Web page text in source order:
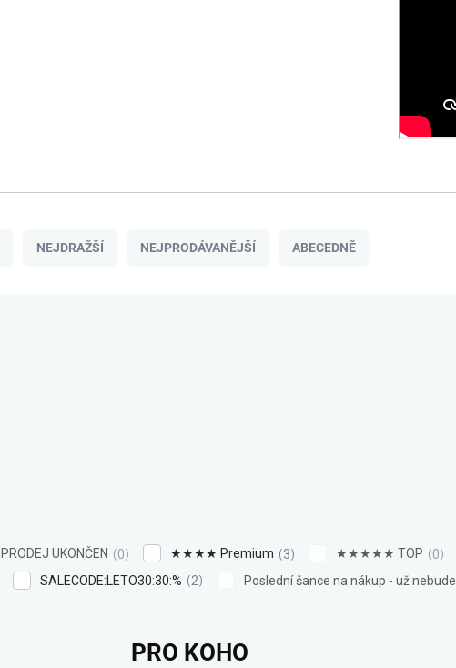
NEJDRAŽŠÍ NEJPRODÁVANĚJŠÍ ABECEDNĚ
PRODEJ UKONČEN 0 ★★★★ Premium 3 ★★★★★ TOP 0
SALECODE:LETO30:30:% 2 Poslední šance na nákup - už nebude
PRO KOHO